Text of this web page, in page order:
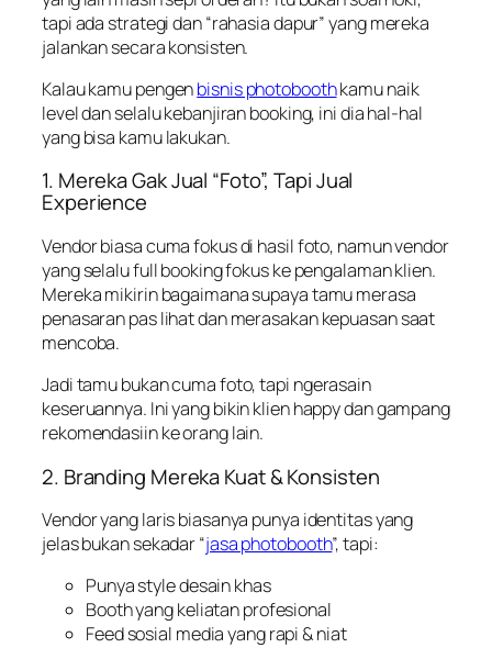
tapi ada strategi dan “rahasia dapur” yang mereka
jalankan secara konsisten.
Kalau kamu pengenbisnis photoboothkamu naik
level dan selalu kebanjiran booking, ini dia hal-hal
yang bisa kamu lakukan.
1. Mereka Gak Jual “Foto”, Tapi Jual
Experience
Vendor biasa cuma fokus di hasil foto, namun vendor
yang selalu full booking fokus ke pengalaman klien.
Mereka mikirin bagaimana supaya tamu merasa
penasaran pas lihat dan merasakan kepuasan saat
mencoba.
Jadi tamu bukan cuma foto, tapi ngerasain
keseruannya. Ini yang bikin klien happy dan gampang
rekomendasiin ke orang lain.
2. Branding Mereka Kuat & Konsisten
Vendor yang laris biasanya punya identitas yang
jelas bukan sekadar “jasa photobooth”, tapi:
Punya style desain khas
Booth yang keliatan profesional
Feed sosial media yang rapi & niat